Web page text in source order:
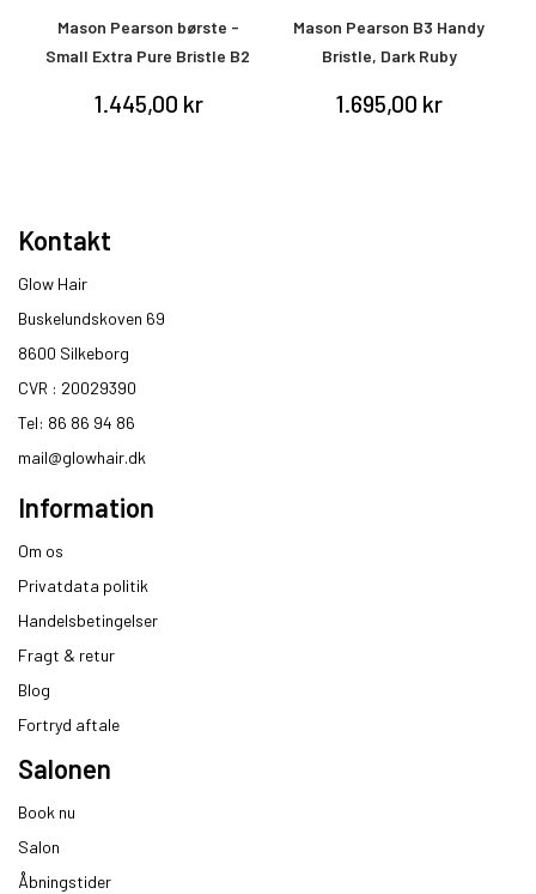
Mason Pearson børste -
Small Extra Pure Bristle B2
1.445,00 kr
Mason Pearson B3 Handy
Bristle, Dark Ruby
1.695,00 kr
Kontakt
Glow Hair
Buskelundskoven 69
8600 Silkeborg​
CVR : 20029390​
Tel: 86 86 94 86
mail@glowhair.dk
Information
Om os
Privatdata politik
Handelsbetingelser
Fragt & retur
Blog
Fortryd aftale
Salonen
Book nu
Salon
Åbningstider